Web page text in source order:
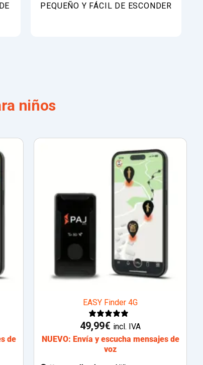
PEQUEÑO Y FÁCIL DE ESCONDER
niños
de
EASY Finder 4G
49,99€ incl. IVA
NUEVO: Envía y escucha mensajes de
voz